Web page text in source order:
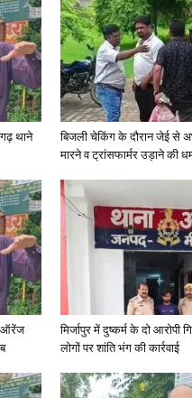
थाने
बिजली चेकिंग के दौरान जेई से
मारने व ट्रांसफार्मर उड़ाने की
ऑरेंज
मिर्जापुर में दुष्कर्म के दो आरोपी
लोगों पर शांति भंग की कार्रवाई